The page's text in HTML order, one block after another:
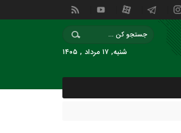
شنبه, ۱۷ مرداد , ۱۴۰۵